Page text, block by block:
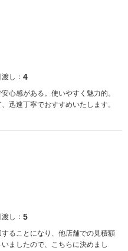
し： 4
心感がある。使いやすく魅力的。
迅速丁寧でおすすめいたします。
し： 5
ることになり、他店舗での見積額
ましたので、こちらに決めまし